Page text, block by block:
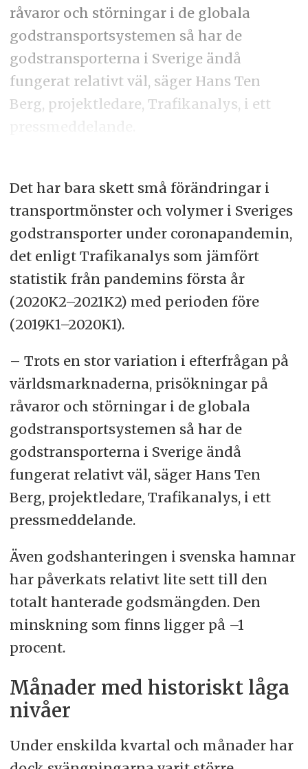
råvaror och störningar i de globala
godstransportsystemen så har de
godstransporterna i Sverige ändå
fungerat relativt väl, säger Hans Ten
Berg, projektledare, Trafikanalys, i ett
Det har bara skett små förändringar i
transportmönster och volymer i Sveriges
godstransporter under coronapandemin,
det enligt Trafikanalys som jämfört
statistik från pandemins första år
(2020K2–2021K2) med perioden före
(2019K1–2020K1).
– Trots en stor variation i efterfrågan på
världsmarknaderna, prisökningar på
råvaror och störningar i de globala
godstransportsystemen så har de
godstransporterna i Sverige ändå
fungerat relativt väl, säger Hans Ten
Berg, projektledare, Trafikanalys, i ett
pressmeddelande.
Även godshanteringen i svenska hamnar
har påverkats relativt lite sett till den
totalt hanterade godsmängden. Den
minskning som finns ligger på –1
procent.
Månader med historiskt låga
nivåer
Under enskilda kvartal och månader har